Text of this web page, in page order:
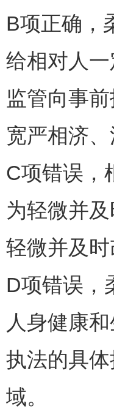
B项正确，
给相对人
监管向事
宽严相济
C项错误，
为轻微并
轻微并及
D项错误，
人身健康
执法的具
域。